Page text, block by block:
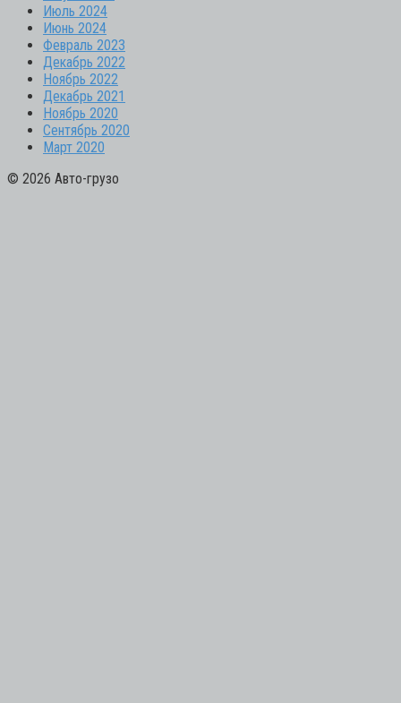
Июль 2024
Июнь 2024
Февраль 2023
Декабрь 2022
Ноябрь 2022
Декабрь 2021
Ноябрь 2020
Сентябрь 2020
Март 2020
© 2026 Авто-грузо